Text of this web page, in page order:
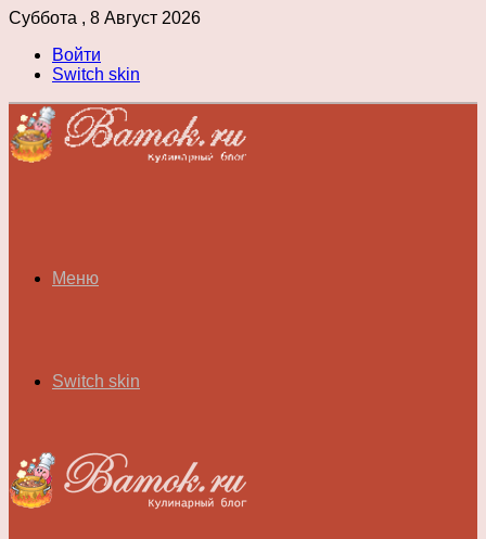
Суббота , 8 Август 2026
Войти
Switch skin
Меню
Switch skin